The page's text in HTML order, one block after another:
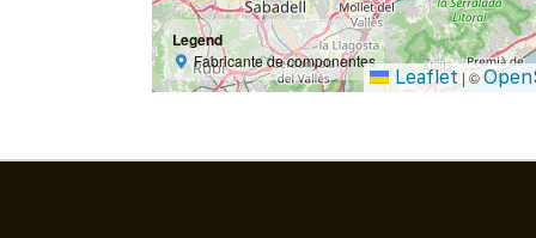
Legend
Fabricante de componentes
Leaflet|©